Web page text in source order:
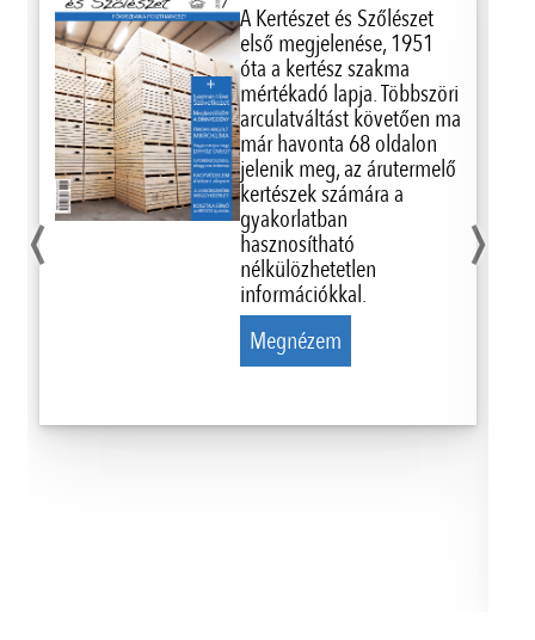
A Kertészet és Szőlészet
első megjelenése, 1951
óta a kertész szakma
mértékadó lapja. Többszöri
arculatváltást követően ma
már havonta 68 oldalon
jelenik meg, az árutermelő
kertészek számára a
gyakorlatban
hasznosítható
nélkülözhetetlen
információkkal.
Megnézem
‹ ›